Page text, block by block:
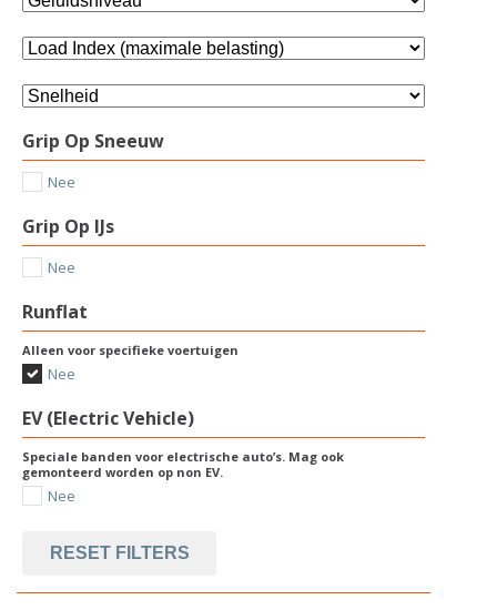
Grip Op Sneeuw
Nee
Grip Op IJs
Nee
Runflat
Alleen voor specifieke voertuigen
Nee
EV (Electric Vehicle)
Speciale banden voor electrische auto’s. Mag ook
gemonteerd worden op non EV.
Nee
RESET FILTERS